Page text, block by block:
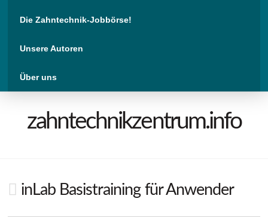
Die Zahntechnik-Jobbörse!
Unsere Autoren
Über uns
zahntechnikzentrum.info
inLab Basistraining für Anwender